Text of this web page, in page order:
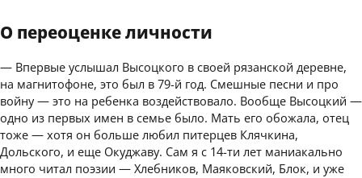
О переоценке личности
— Впервые услышал Высоцкого в своей рязанской деревне,
на магнитофоне, это был в 79-й год. Смешные песни и про
войну — это на ребенка воздействовало. Вообще Высоцкий —
одно из первых имен в семье было. Мать его обожала, отец
тоже — хотя он больше любил питерцев Клячкина,
Дольского, и еще Окуджаву. Сам я с 14-ти лет маниакально
много читал поэзии — Хлебников, Маяковский, Блок, и уже